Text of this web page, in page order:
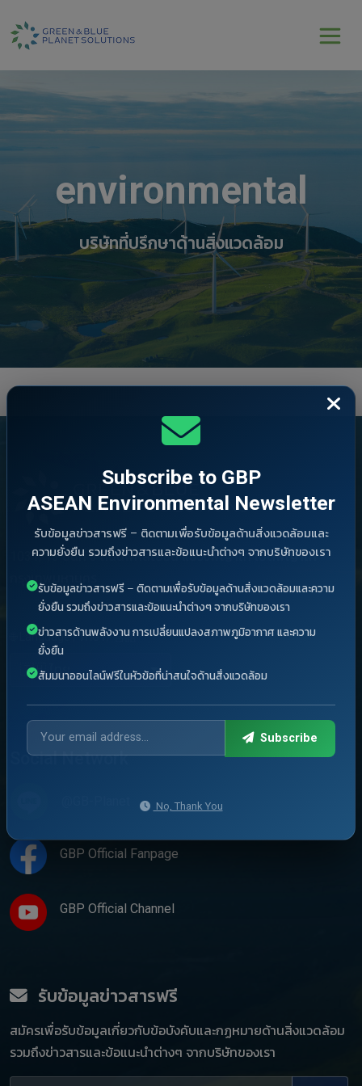
environmental
บริษัทที่ปรึกษาด้านสิ่งแวดล้อม
1031/13 ชั้นที่ 3 ถนนพหลโยธิน แขวงพญาไท เขตพญาไท
กรุงเทพมหานคร
🌐 Language / ภาษา / 言語
Social Network
GBP Official Fanpage
GBP Official Channel
รับข้อมูลข่าวสารฟรี
สมัครเพื่อรับข้อมูลเกี่ยวกับข้อบังคับและกฏหมายด้านสิ่งแวดล้อม
รวมถึงข่าวสารและข้อแนะนำต่างๆ จากบริษัทของเรา
Subscribe to GBP
ASEAN Environmental Newsletter
รับข้อมูลข่าวสารฟรี – ติดตามเพื่อรับข้อมูลด้านสิ่งแวดล้อมและ
ความยั่งยืน รวมถึงข่าวสารและข้อแนะนำต่างๆ จากบริษัทของเรา
รับข้อมูลข่าวสารฟรี – ติดตามเพื่อรับข้อมูลด้านสิ่งแวดล้อมและความ
ยั่งยืน รวมถึงข่าวสารและข้อแนะนำต่างๆ จากบริษัทของเรา
ข่าวสารด้านพลังงาน การเปลี่ยนแปลงสภาพภูมิอากาศ และความ
ยั่งยืน
สัมมนาออนไลน์ฟรีในหัวข้อที่น่าสนใจด้านสิ่งแวดล้อม
Subscribe
No, Thank You